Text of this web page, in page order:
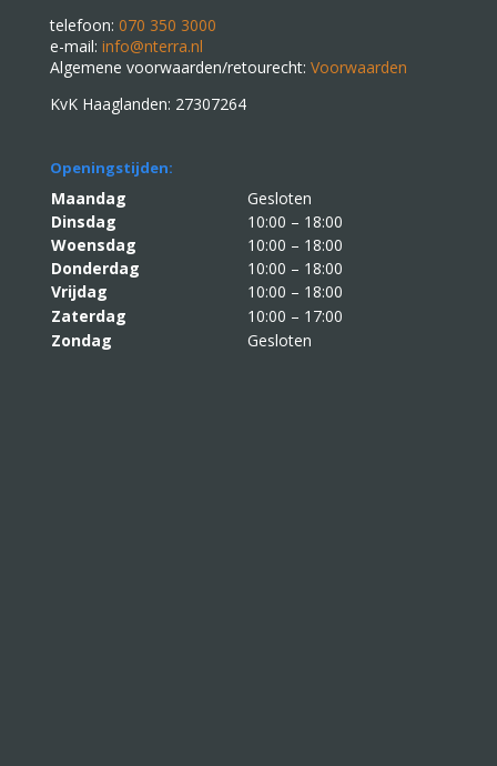
telefoon: 070 350 3000
e-mail: info@nterra.nl
Algemene voorwaarden/retourecht: Voorwaarden
KvK Haaglanden: 27307264
Openingstijden:
Maandag
Gesloten
Dinsdag
10:00 – 18:00
Woensdag
10:00 – 18:00
Donderdag
10:00 – 18:00
Vrijdag
10:00 – 18:00
Zaterdag
10:00 – 17:00
Zondag
Gesloten